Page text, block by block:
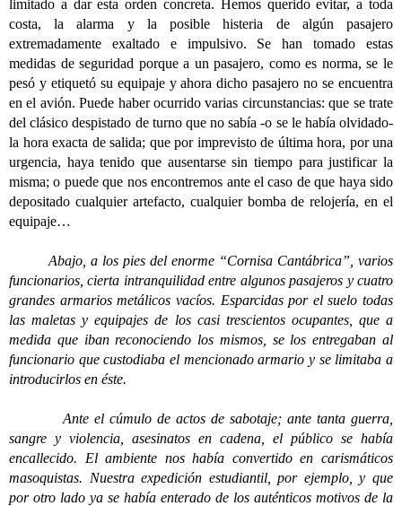
limitado a dar esta orden concreta. Hemos querido evitar, a toda
costa, la alarma y la posible histeria de algún pasajero
extremadamente exaltado e impulsivo. Se han tomado estas
medidas de seguridad porque a un pasajero, como es norma, se le
pesó y etiquetó su equipaje y ahora dicho pasajero no se encuentra
en el avión. Puede haber ocurrido varias circunstancias: que se trate
del clásico despistado de turno que no sabía -o se le había olvidado-
la hora exacta de salida; que por imprevisto de última hora, por una
urgencia, haya tenido que ausentarse sin tiempo para justificar la
misma; o puede que nos encontremos ante el caso de que haya sido
depositado cualquier artefacto, cualquier bomba de relojería, en el
equipaje…
Abajo, a los pies del enorme “Cornisa Cantábrica”, varios
funcionarios, cierta intranquilidad entre algunos pasajeros y cuatro
grandes armarios metálicos vacíos. Esparcidas por el suelo todas
las maletas y equipajes de los casi trescientos ocupantes, que a
medida que iban reconociendo los mismos, se los entregaban al
funcionario que custodiaba el mencionado armario y se limitaba a
introducirlos en éste.
Ante el cúmulo de actos de sabotaje; ante tanta guerra,
sangre y violencia, asesinatos en cadena, el público se había
encallecido. El ambiente nos había convertido en carismáticos
masoquistas. Nuestra expedición estudiantil, por ejemplo, y que
por otro lado ya se había enterado de los auténticos motivos de la